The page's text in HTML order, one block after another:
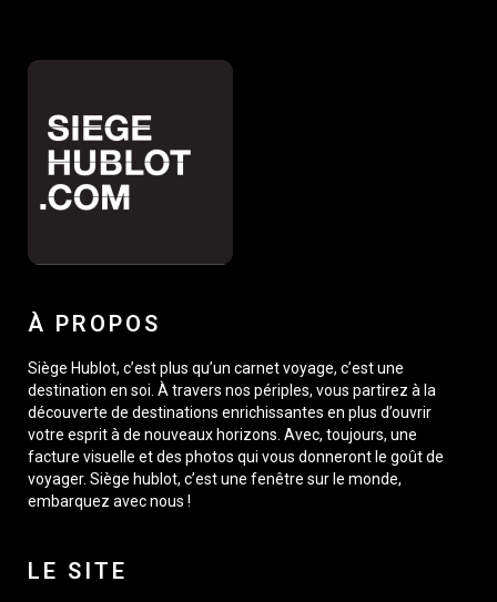
À PROPOS
Siège Hublot, c’est plus qu’un carnet voyage, c’est une
destination en soi. À travers nos périples, vous partirez à la
découverte de destinations enrichissantes en plus d’ouvrir
votre esprit à de nouveaux horizons. Avec, toujours, une
facture visuelle et des photos qui vous donneront le goût de
voyager. Siège hublot, c’est une fenêtre sur le monde,
embarquez avec nous !
LE SITE